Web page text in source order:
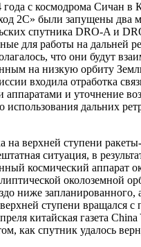
года с космодрома Сичан в
2C» были запущены два
спутника DRO-A и
для работы на дальней
что они будут
на низкую орбиту
входила отработка
аппаратами и уточнение
использования дальних
на верхней ступени
ситуация, в
космический аппарат
околоземной
ниже запланированного,
ступени вращался с
китайская газета
как спутник удалось